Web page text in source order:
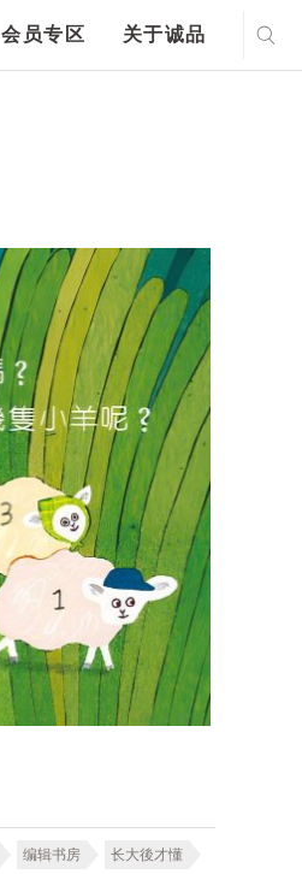
会员专区 关于诚品
编辑书房 长大後才懂